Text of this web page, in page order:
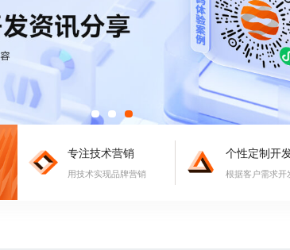
专注技术营销
用技术实现品牌营销
个性定制开
根据客户需求开